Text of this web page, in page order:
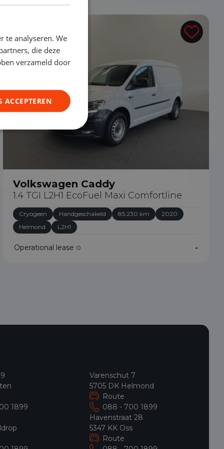
Volkswagen Caddy
1.4 TGI L2H1 EcoFuel Maxi Comfortline
Cryogeen Handgeschakeld 85.230 km
2020
Helmond
L2H1
Operational lease -
1899
Varenschut 7
5705 DK Helmond
Route
088 - 700 1899
Havenstraat 28
5347 KK Oss
Route
te analyseren. We
die deze
verzameld door
ACCEPTEREN